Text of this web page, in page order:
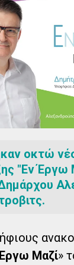
οκτώ
"Εν Έργω
Μαζί»